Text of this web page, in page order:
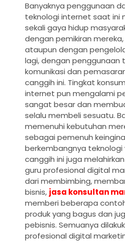
Banyaknya penggunaan
teknologi internet saat ini
sekali gaya hidup
dengan pemikiran
ataupun dengan
lagi, dengan penggunaan
komunikasi dan
canggih ini. Tingkat
internet pun mengalami
sangat besar dan
selalu membeli sesuatu.
memenuhi kebutuhan
sebagai pemenuh
berkembangnya teknologi
canggih ini juga
guru profesional digital
dari membimbing,
bisnis, jasa konsultan
memberi beberapa
produk yang bagus dan
pebisnis. Semuanya
profesional digital